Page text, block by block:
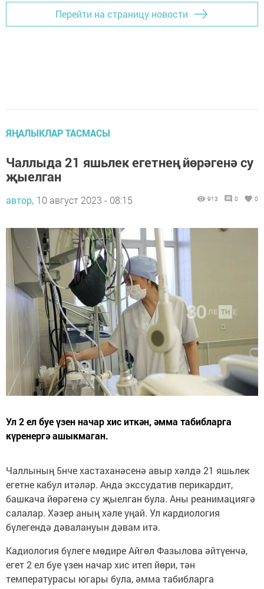
Перейти на страницу новости
ЯҢАЛЫКЛАР ТАСМАСЫ
Чаллыда 21 яшьлек егетнең йөрәгенә су
җыелган
автор, 10 август 2023 - 08:15 913 0 0
Ул 2 ел буе үзен начар хис иткән, әмма табибларга
күренергә ашыкмаган.
Чаллының 5нче хастаханәсенә авыр хәлдә 21 яшьлек
егетне кабул итәләр. Анда экссудатив перикардит,
башкача йөрәгенә су җыелган була. Аны реанимациягә
салалар. Хәзер аның хәле уңай. Ул кардиология
бүлегендә дәвалануын дәвам итә.
Кадиология бүлеге мөдире Айгөл Фазылова әйтүенчә,
егет 2 ел буе үзен начар хис итеп йөри, тән
температурасы югары була, әмма табибларга